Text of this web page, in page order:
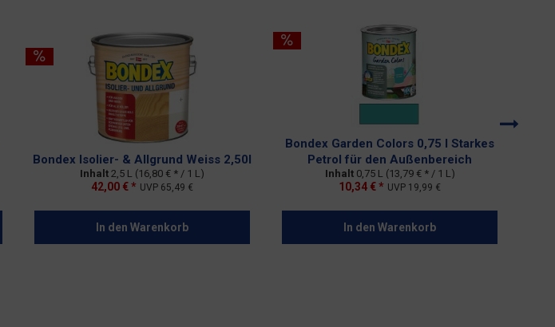
Bondex Isolier- & Allgrund Weiss 2,50l
Inhalt 2,5 L (16,80 € * / 1 L)
42,00 € * UVP 65,49 €
In den Warenkorb
Bondex Garden Colors 0,75 l Starkes
Petrol für den Außenbereich
Inhalt 0,75 L (13,79 € * / 1 L)
10,34 € * UVP 19,99 €
In den Warenkorb